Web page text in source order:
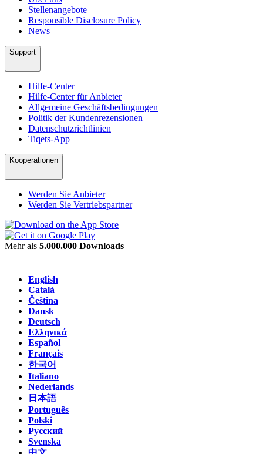
Stellenangebote
Responsible Disclosure Policy
News
Support
Hilfe-Center
Hilfe-Center für Anbieter
Allgemeine Geschäftsbedingungen
Politik der Kundenrezensionen
Datenschutzrichtlinien
Tiqets-App
Kooperationen
Werden Sie Anbieter
Werden Sie Vertriebspartner
Mehr als 5.000.000 Downloads
English
Català
Čeština
Dansk
Deutsch
Ελληνικά
Español
Français
한국어
Italiano
Nederlands
日本語
Português
Polski
Русский
Svenska